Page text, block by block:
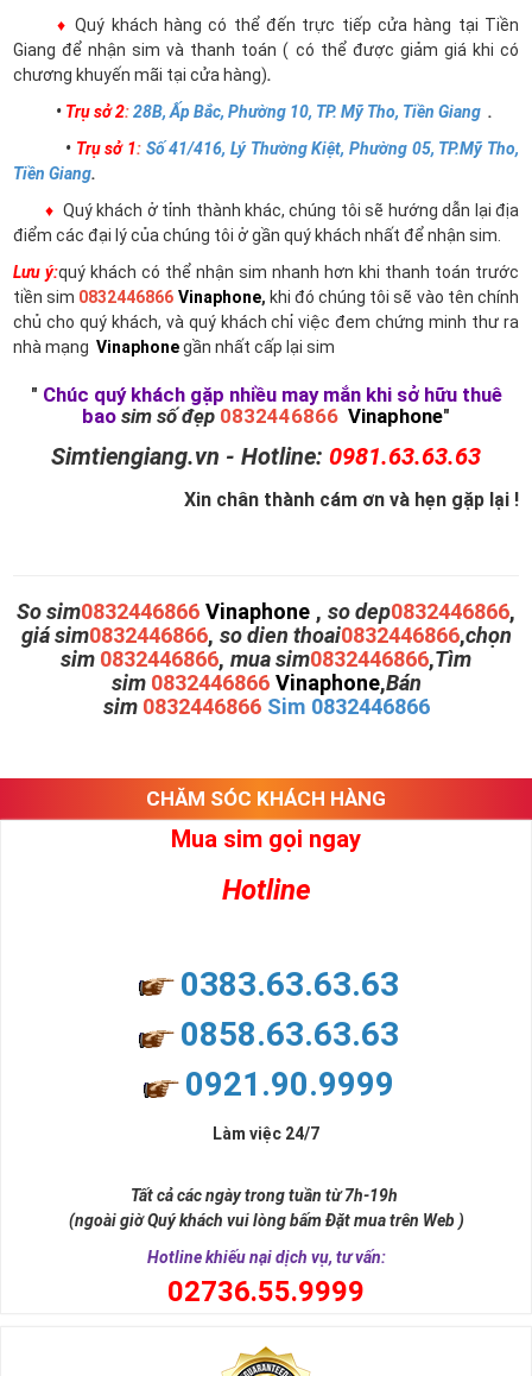
♦ Quý khách hàng có thể đến trực tiếp cửa hàng tại Tiền
Giang để nhận sim và thanh toán ( có thể được giảm giá khi có
chương khuyến mãi tại cửa hàng).
• Trụ sở 2:28B, Ấp Bắc, Phường 10, TP. Mỹ Tho, Tiền Giang .
• Trụ sở 1: Số 41/416, Lý Thường Kiệt, Phường 05, TP.Mỹ Tho,
Tiền Giang.
♦ Quý khách ở tỉnh thành khác, chúng tôi sẽ hướng dẫn lại địa
điểm các đại lý của chúng tôi ở gần quý khách nhất để nhận sim.
Lưu ý:quý khách có thể nhận sim nhanh hơn khi thanh toán trước
tiền sim 0832446866 Vinaphone, khi đó chúng tôi sẽ vào tên chính
chủ cho quý khách, và quý khách chỉ việc đem chứng minh thư ra
nhà mạng Vinaphonegần nhất cấp lại sim
" Chúc quý khách gặp nhiều may mắn khi sở hữu thuê
bao sim số đẹp 0832446866 Vinaphone"
Simtiengiang.vn - Hotline: 0981.63.63.63
Xin chân thành cám ơn và hẹn gặp lại !
So sim0832446866 Vinaphone , so dep0832446866,
giá sim0832446866, so dien thoai0832446866,chọn
sim 0832446866, mua sim0832446866,Tìm
sim 0832446866 Vinaphone,Bán
sim 0832446866 Sim 0832446866
CHĂM SÓC KHÁCH HÀNG
Mua sim gọi ngay
Hotline
0383.63.63.63
0858.63.63.63
0921.90.9999
Làm việc 24/7
Tất cả các ngày trong tuần từ 7h-19h
(ngoài giờ Quý khách vui lòng bấm Đặt mua trên Web )
Hotline khiếu nại dịch vụ, tư vấn:
02736.55.9999